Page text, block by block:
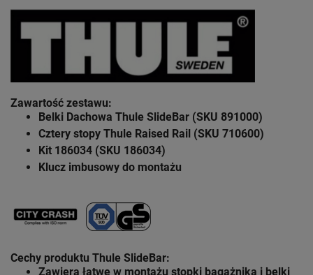
Zawartość zestawu:
Belki Dachowa Thule SlideBar (SKU 891000)
Cztery stopy Thule Raised Rail (SKU 710600)
Kit 186034 (SKU 186034)
Klucz imbusowy do montażu
Cechy produktu Thule SlideBar:
Zawiera łatwe w montażu stopki bagażnika i belki